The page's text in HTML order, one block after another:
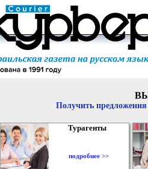
Получить
Турагенты
подробнее >>